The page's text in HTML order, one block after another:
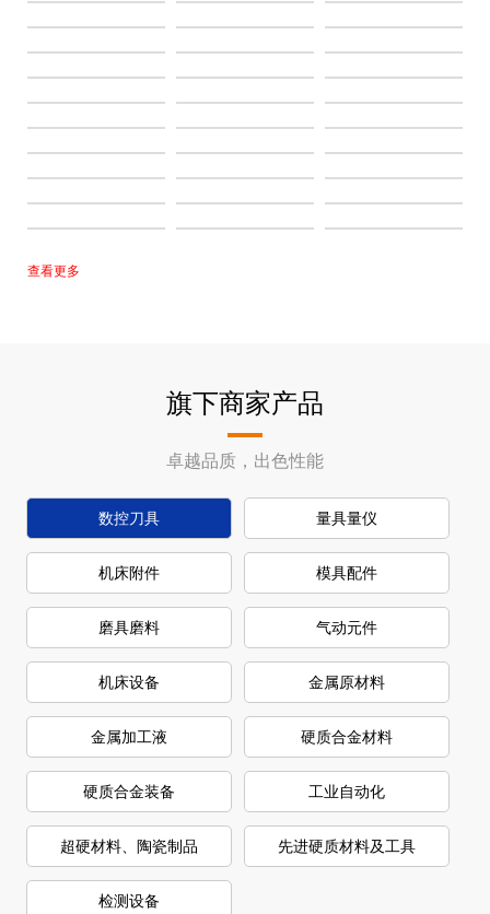
查看更多
旗下商家产品
卓越品质，出色性能
数控刀具 量具量仪
机床附件 模具配件
磨具磨料 气动元件
机床设备 金属原材料
金属加工液 硬质合金材料
硬质合金装备 工业自动化
超硬材料、陶瓷制品 先进硬质材料及工具
检测设备